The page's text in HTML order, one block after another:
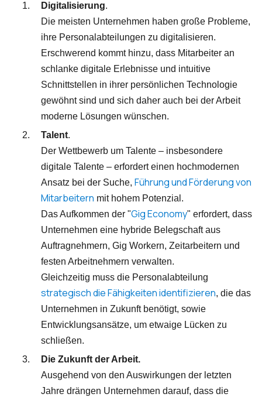
Digitalisierung.
Die meisten Unternehmen haben große Probleme,
ihre Personalabteilungen zu digitalisieren.
Erschwerend kommt hinzu, dass Mitarbeiter an
schlanke digitale Erlebnisse und intuitive
Schnittstellen in ihrer persönlichen Technologie
gewöhnt sind und sich daher auch bei der Arbeit
moderne Lösungen wünschen.
Talent.
Der Wettbewerb um Talente – insbesondere
digitale Talente – erfordert einen hochmodernen
Ansatz bei der Suche, Führung und Förderung von
Mitarbeitern mit hohem Potenzial.
Das Aufkommen der "Gig Economy" erfordert, dass
Unternehmen eine hybride Belegschaft aus
Auftragnehmern, Gig Workern, Zeitarbeitern und
festen Arbeitnehmern verwalten.
Gleichzeitig muss die Personalabteilung
strategisch die Fähigkeiten identifizieren, die das
Unternehmen in Zukunft benötigt, sowie
Entwicklungsansätze, um etwaige Lücken zu
schließen.
Die Zukunft der Arbeit.
Ausgehend von den Auswirkungen der letzten
Jahre drängen Unternehmen darauf, dass die